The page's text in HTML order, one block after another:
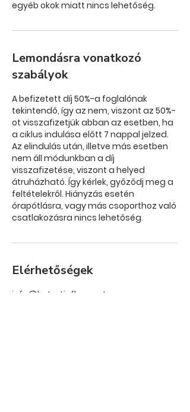
Lemondásra vonatkozó
szabályok
A befizetett díj 50%-a foglalónak
tekintendő, így az nem, viszont az 50%-
ot visszafizetjük abban az esetben, ha
a ciklus indulása előtt 7 nappal jelzed.
Az elindulás után, illetve más esetben
nem áll módunkban a díj
visszafizetése, viszont a helyed
átruházható. Így kérlek, győződj meg a
feltételekről. Hiányzás esetén
órapótlásra, vagy más csoporthoz való
csatlakozásra nincs lehetőség.
Elérhetőségek
info@katarticflexy.net